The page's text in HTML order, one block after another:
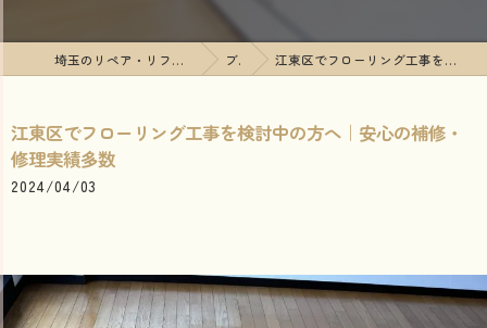
埼玉のリペア・リフォームならTOTALREPAIR Glanz ブログ 江東区でフローリング工事を検討中の方へ｜安心の補修・修理実績多数
江東区でフローリング工事を検討中の方へ｜安心の補修・
修理実績多数
2024/04/03